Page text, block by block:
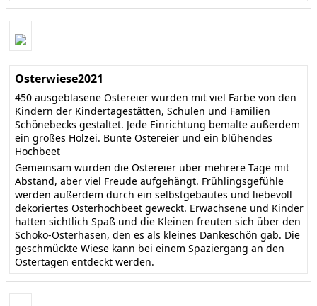
Osterwiese2021
450 ausgeblasene Ostereier wurden mit viel Farbe von den
Kindern der Kindertagestätten, Schulen und Familien
Schönebecks gestaltet. Jede Einrichtung bemalte außerdem
ein großes Holzei. Bunte Ostereier und ein blühendes
Hochbeet
Gemeinsam wurden die Ostereier über mehrere Tage mit
Abstand, aber viel Freude aufgehängt. Frühlingsgefühle
werden außerdem durch ein selbstgebautes und liebevoll
dekoriertes Osterhochbeet geweckt. Erwachsene und Kinder
hatten sichtlich Spaß und die Kleinen freuten sich über den
Schoko-Osterhasen, den es als kleines Dankeschön gab. Die
geschmückte Wiese kann bei einem Spaziergang an den
Ostertagen entdeckt werden.